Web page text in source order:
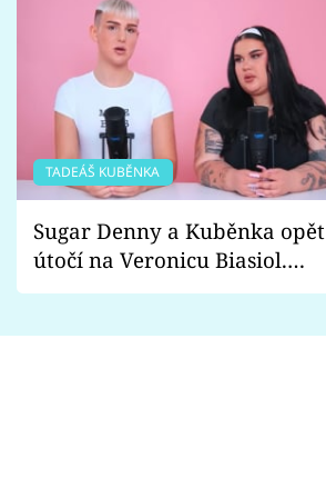
TADEÁŠ KUBĚNKA
Sugar Denny a Kuběnka opět
útočí na Veronicu Biasiol.
Proč je podle nich falešná a